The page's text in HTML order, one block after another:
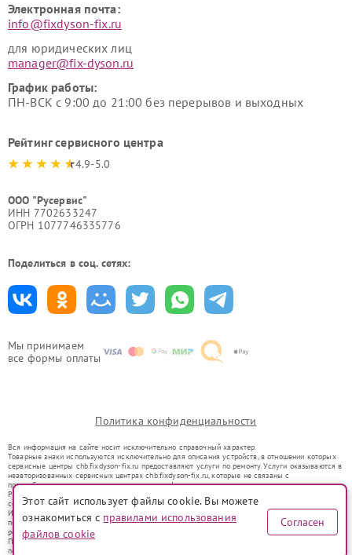
Мы принимаем
все формы оплаты
Электронная почта:
info@fixdyson-fix.ru
для юридических лиц
manager@fix-dyson.ru
График работы:
ПН-ВСК с 9:00 до 21:00 без перерывов и выходных
Рейтинг сервисного центра
4.9-5.0
ООО "Русервис"
ИНН 7702633247
ОГРН 1077746335776
Поделиться в соц. сетях:
Политика конфиденциальности
Вся информация на сайте носит исключительно справочный характер.
Товарные знаки используются исключительно для описания устройств, в отношении которых
сервисные центры chb.fixdyson-fix.ru предоставляют услуги по ремонту. Услуги оказываются в
неавторизованных сервисных центрах chb.fixdyson-fix.ru, которые не связаны с
правообладателями товарных знаков или их официальными представителями.
Ремонт осуществляется для устройств, уже введенных в гражданский оборот в соответствии
со статьей 1487 ГК РФ.
Использование товарных знаков не преследует цели индивидуализации услуг или введения
потребителей в заблуждение, а служит для информирования о предоставляемых услугах по
ремонту техники указанных брендов.
Представленная на сайте информация не является публичной офертой, определяемой
положениями Статьи 437(2) Гражданского кодекса РФ
Этот сайт использует файлы cookie. Вы можете
ознакомиться с правилами использования
файлов cookie
Согласен